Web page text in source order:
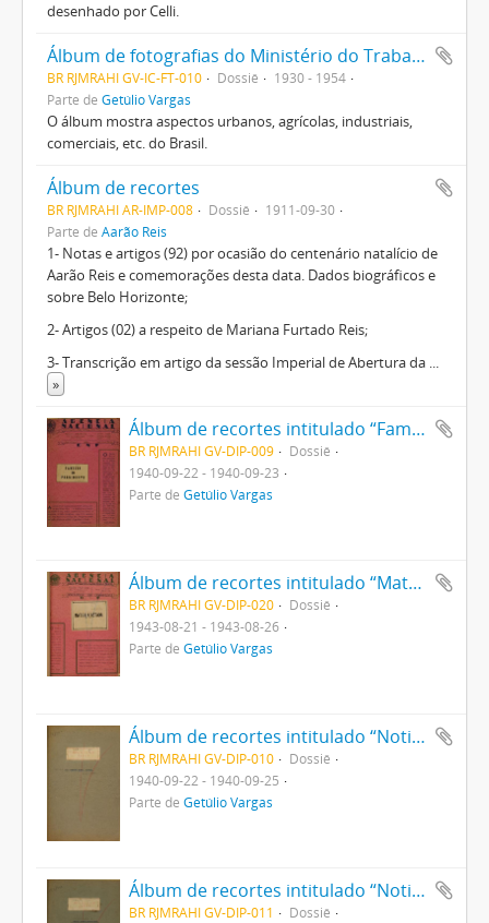
desenhado por Celli.
Álbum de fotografias do Ministério do Trabalho, Industria e Comércio oferecido a Getúlio Vargas
BR RJMRAHI GV-IC-FT-010 Dossiê
1930 - 1954
Parte de Getúlio Vargas
O álbum mostra aspectos urbanos, agrícolas, industriais,
comerciais, etc. do Brasil.
Álbum de recortes
BR RJMRAHI AR-IMP-008 Dossiê
1911-09-30
Parte de Aarão Reis
1- Notas e artigos (92) por ocasião do centenário natalício de
Aarão Reis e comemorações desta data. Dados biográficos e
sobre Belo Horizonte;
2- Artigos (02) a respeito de Mariana Furtado Reis;
3- Transcrição em artigo da sessão Imperial de Abertura da ...
»
Álbum de recortes intitulado “Família do Presidente”
BR RJMRAHI GV-DIP-009
Dossiê
1940-09-22 - 1940-09-23
Parte de Getúlio Vargas
Álbum de recortes intitulado “Matéria vetada”
BR RJMRAHI GV-DIP-020
Dossiê
1943-08-21 - 1943-08-26
Parte de Getúlio Vargas
Álbum de recortes intitulado “Noticiário sobre Decreto sobre a Lavoura”
BR RJMRAHI GV-DIP-010
Dossiê
1940-09-22 - 1940-09-25
Parte de Getúlio Vargas
Álbum de recortes intitulado “Noticiário sobre Imposto sobre Combustíveis”
BR RJMRAHI GV-DIP-011 Dossiê